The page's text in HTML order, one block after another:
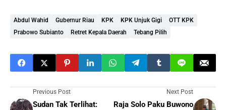
Abdul Wahid Gubernur Riau KPK KPK Unjuk Gigi
OTT KPK
Prabowo Subianto
Retret Kepala Daerah Tebang Pilih
Previous Post
Sudan Tak Terlihat:
Next Post
Raja Solo Paku Buwono